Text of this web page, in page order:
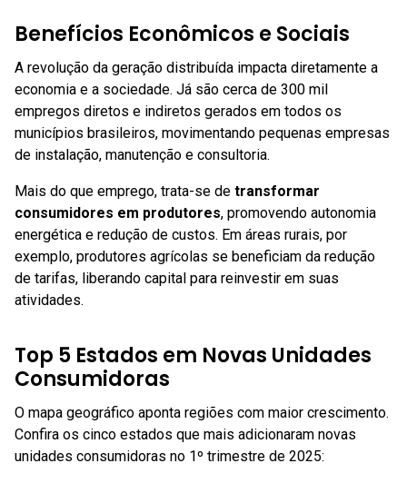
Benefícios Econômicos e Sociais
A revolução da geração distribuída impacta diretamente a
economia e a sociedade. Já são cerca de 300 mil
empregos diretos e indiretos gerados em todos os
municípios brasileiros, movimentando pequenas empresas
de instalação, manutenção e consultoria.
Mais do que emprego, trata-se de transformar
consumidores em produtores, promovendo autonomia
energética e redução de custos. Em áreas rurais, por
exemplo, produtores agrícolas se beneficiam da redução
de tarifas, liberando capital para reinvestir em suas
atividades.
Top 5 Estados em Novas Unidades
Consumidoras
O mapa geográfico aponta regiões com maior crescimento.
Confira os cinco estados que mais adicionaram novas
unidades consumidoras no 1º trimestre de 2025: